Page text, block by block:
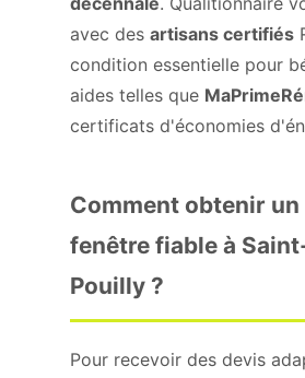
avec des artisans certifiés
condition essentielle pour
aides telles que
certificats d'économies
Comment obtenir un
fenêtre fiable à
Pouilly ?
Pour recevoir des devis